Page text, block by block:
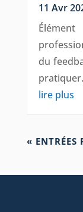
11 Avr
du
lire plus
« ENTRÉES